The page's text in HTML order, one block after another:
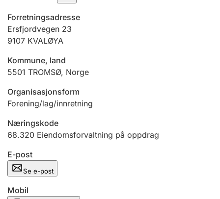
Jeger
Betaling og jegeravgiftskort
Ektepaktveileder
Offentlig sektor
Forretningsadresse
Ersfjordvegen 23
9107 KVALØYA
Kommune, land
5501 TROMSØ, Norge
Organisasjonsform
Forening/lag/innretning
Næringskode
68.320 Eiendomsforvaltning på oppdrag
E-post
Se e-post
Mobil